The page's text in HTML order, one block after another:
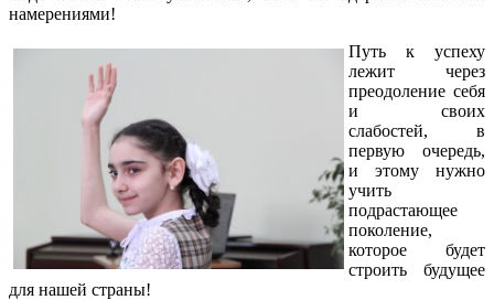
намерениями!
Путь к успеху
лежит через
преодоление себя
и своих
слабостей, в
первую очередь,
и этому нужно
учить
подрастающее
поколение,
которое будет
строить будущее
для нашей страны!